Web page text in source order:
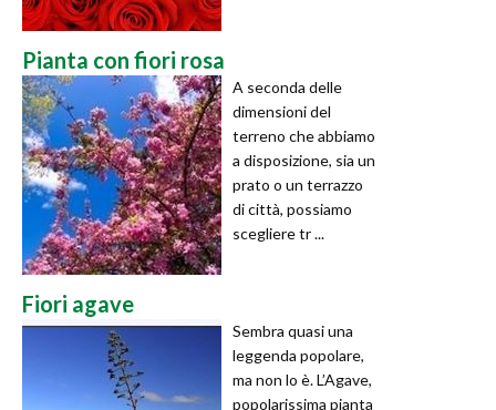
Pianta con fiori rosa
A seconda delle
dimensioni del
terreno che abbiamo
a disposizione, sia un
prato o un terrazzo
di città, possiamo
scegliere tr ...
Fiori agave
Sembra quasi una
leggenda popolare,
ma non lo è. L’Agave,
popolarissima pianta